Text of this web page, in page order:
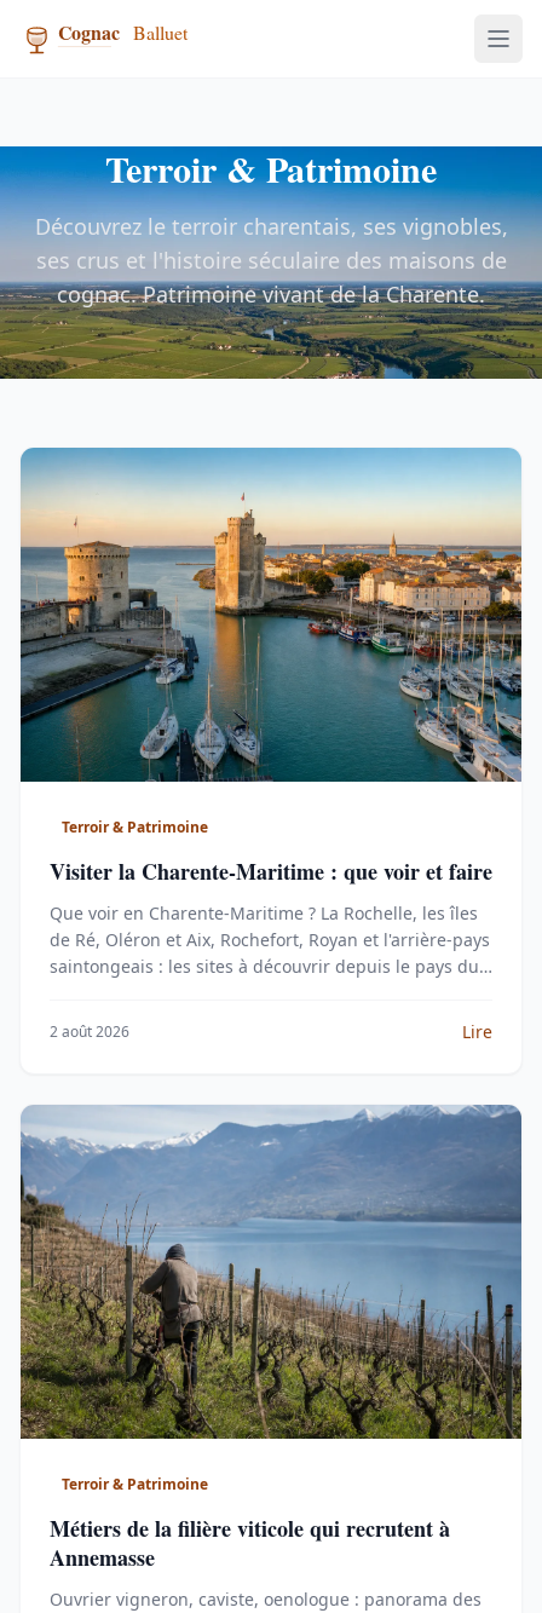
Terroir & Patrimoine
Découvrez le terroir charentais, ses vignobles,
ses crus et l'histoire séculaire des maisons de
cognac. Patrimoine vivant de la Charente.
Terroir & Patrimoine
Visiter la Charente-Maritime : que voir et faire
Que voir en Charente-Maritime ? La Rochelle, les îles
de Ré, Oléron et Aix, Rochefort, Royan et l'arrière-pays
saintongeais : les sites à découvrir depuis le pays du
2 août 2026 Lire
Terroir & Patrimoine
Métiers de la filière viticole qui recrutent à
Annemasse
Ouvrier vigneron, caviste, oenologue : panorama des